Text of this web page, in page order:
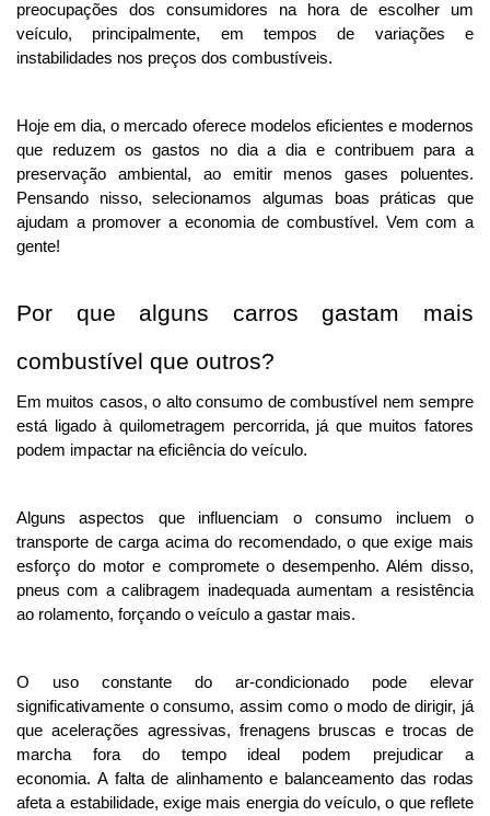
preocupações dos consumidores na hora de escolher um
veículo, principalmente, em tempos de variações e
instabilidades nos preços dos combustíveis.
Hoje em dia, o mercado oferece modelos eficientes e modernos
que reduzem os gastos no dia a dia e contribuem para a
Pensando nisso, selecionamos algumas boas práticas que
ajudam a promover a economia de combustível. Vem com a
gente!
Por que alguns carros gastam mais
combustível que outros?
Em muitos casos, o alto consumo de combustível nem sempre
está ligado à quilometragem percorrida, já que muitos fatores
podem impactar na eficiência do veículo.
Alguns aspectos que influenciam o consumo incluem o
transporte de carga acima do recomendado, o que exige mais
esforço do motor e compromete o desempenho. Além disso,
pneus com a calibragem inadequada aumentam a resistência
ao rolamento, forçando o veículo a gastar mais.
O uso constante do ar-condicionado pode elevar
significativamente o consumo, assim como o modo de dirigir, já
que acelerações agressivas, frenagens bruscas e trocas de
marcha fora do tempo ideal podem prejudicar a
economia. A falta de alinhamento e balanceamento das rodas
afeta a estabilidade, exige mais energia do veículo, o que reflete